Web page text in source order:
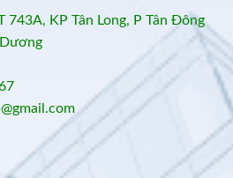
743A, KP Tân Long, P Tân Đông